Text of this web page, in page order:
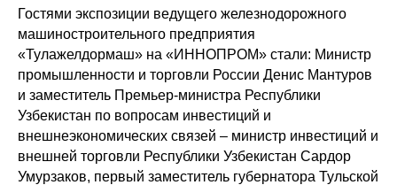
Гостями экспозиции ведущего железнодорожного
машиностроительного предприятия
«Тулажелдормаш» на «ИННОПРОМ» стали: Министр
промышленности и торговли России Денис Мантуров
и заместитель Премьер-министра Республики
Узбекистан по вопросам инвестиций и
внешнеэкономических связей – министр инвестиций и
внешней торговли Республики Узбекистан Сардор
Умурзаков, первый заместитель губернатора Тульской